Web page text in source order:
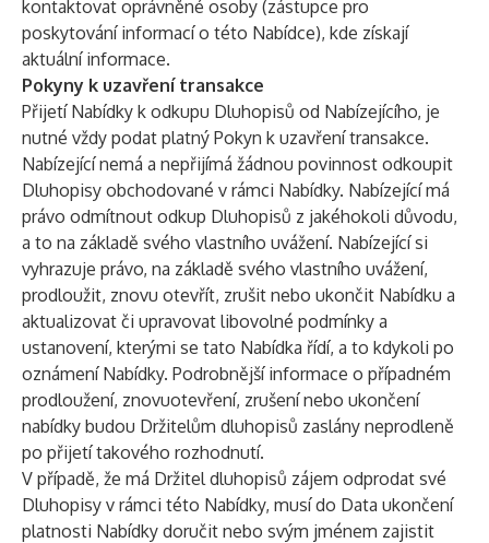
kontaktovat oprávněné osoby (zástupce pro
poskytování informací o této Nabídce), kde získají
aktuální informace.
Pokyny k uzavření transakce
Přijetí Nabídky k odkupu Dluhopisů od Nabízejícího, je
nutné vždy podat platný Pokyn k uzavření transakce.
Nabízející nemá a nepřijímá žádnou povinnost odkoupit
Dluhopisy obchodované v rámci Nabídky. Nabízející má
právo odmítnout odkup Dluhopisů z jakéhokoli důvodu,
a to na základě svého vlastního uvážení. Nabízející si
vyhrazuje právo, na základě svého vlastního uvážení,
prodloužit, znovu otevřít, zrušit nebo ukončit Nabídku a
aktualizovat či upravovat libovolné podmínky a
ustanovení, kterými se tato Nabídka řídí, a to kdykoli po
oznámení Nabídky. Podrobnější informace o případném
prodloužení, znovuotevření, zrušení nebo ukončení
nabídky budou Držitelům dluhopisů zaslány neprodleně
po přijetí takového rozhodnutí.
V případě, že má Držitel dluhopisů zájem odprodat své
Dluhopisy v rámci této Nabídky, musí do Data ukončení
platnosti Nabídky doručit nebo svým jménem zajistit